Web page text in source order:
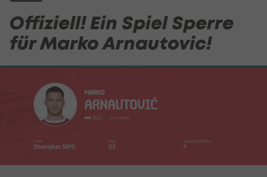
Offiziell! Ein Spiel Sperre
für Marko Arnautovic!